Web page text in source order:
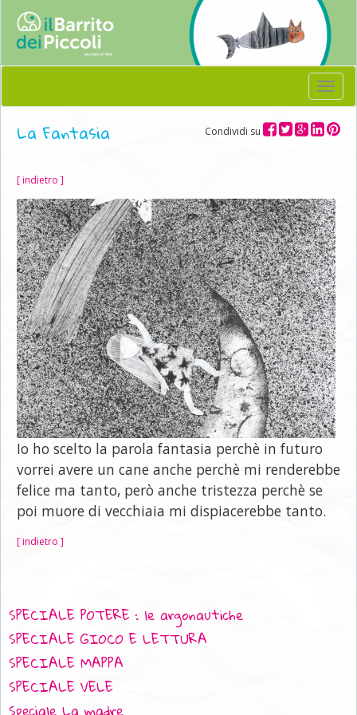
Menu
Condividi su
La Fantasia
[ indietro ]
Io ho scelto la parola fantasia perchè in futuro
vorrei avere un cane anche perchè mi renderebbe
felice ma tanto, però anche tristezza perchè se
poi muore di vecchiaia mi dispiacerebbe tanto.
[ indietro ]
SPECIALE POTERE : le argonautiche
SPECIALE GIOCO E LETTURA
SPECIALE MAPPA
SPECIALE VELE